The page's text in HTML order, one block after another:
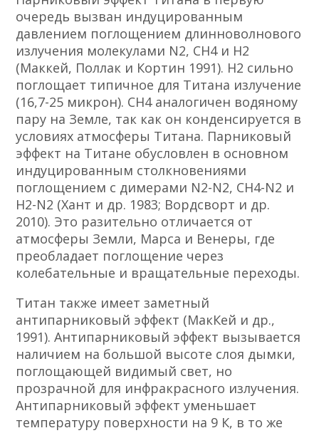
очередь вызван индуцированным
давлением поглощением длинноволнового
излучения молекулами N2, CH4 и H2
(Маккей, Поллак и Кортин 1991). H2 сильно
поглощает типичное для Титана излучение
(16,7-25 микрон). СН4 аналогичен водяному
пару на Земле, так как он конденсируется в
условиях атмосферы Титана. Парниковый
эффект на Титане обусловлен в основном
индуцированным столкновениями
поглощением с димерами N2-N2, СН4-N2 и
H2-N2 (Хант и др. 1983; Вордсворт и др.
2010). Это разительно отличается от
атмосферы Земли, Марса и Венеры, где
преобладает поглощение через
колебательные и вращательные переходы.
Титан также имеет заметный
антипарниковый эффект (МакКей и др.,
1991). Антипарниковый эффект вызывается
наличием на большой высоте слоя дымки,
поглощающей видимый свет, но
прозрачной для инфракрасного излучения.
Антипарниковый эффект уменьшает
температуру поверхности на 9 К, в то же